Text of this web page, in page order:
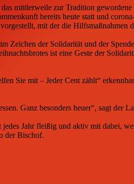
mittlerweile zur Tradition
bereits heute statt und
mit der die Hilfsmaßnahmen
Zeichen der Solidarität und der
ist eine Geste der
Sie mit – Jeder Cent zählt“
Ganz besonders heuer“, sagt der
Jahr fleißig und aktiv mit dabei,
der Bischof.